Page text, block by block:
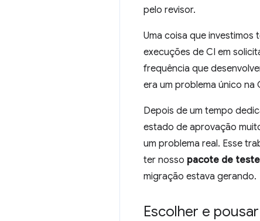
pelo revisor.
Uma coisa que investimos
execuções de CI em
frequência que
era um problema único na
Depois de um tempo
estado de aprovação
um problema real. Esse
ter nosso pacote de
migração estava gerando.
Escolher e